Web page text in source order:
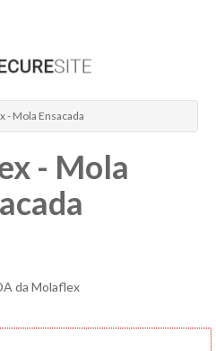
- Mola Ensacada
- Mola
da Molaflex